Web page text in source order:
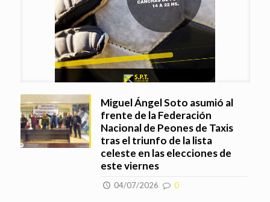
Miguel Ángel Soto asumió al
frente de la Federación
Nacional de Peones de Taxis
tras el triunfo de la lista
celeste en las elecciones de
este viernes
04/07/2026 0